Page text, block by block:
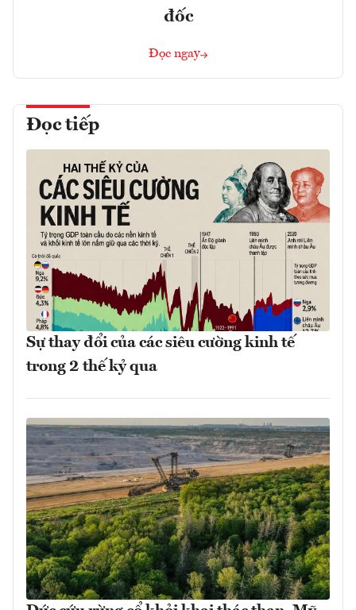
đốc
Đọc ngay
Đọc tiếp
Sự thay đổi của các siêu cường kinh tế
trong 2 thế kỷ qua